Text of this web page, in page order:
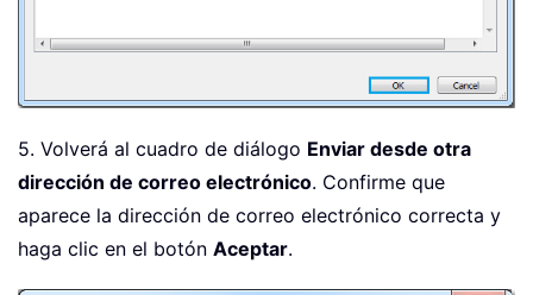
5. Volverá al cuadro de diálogo Enviar desde otra
dirección de correo electrónico. Confirme que
aparece la dirección de correo electrónico correcta y
haga clic en el botón Aceptar.